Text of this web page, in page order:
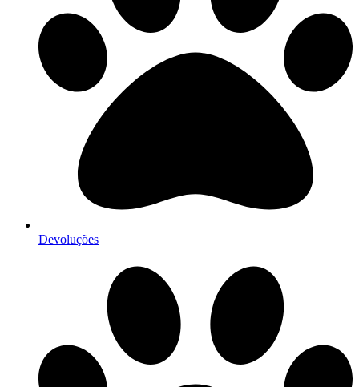
Devoluções